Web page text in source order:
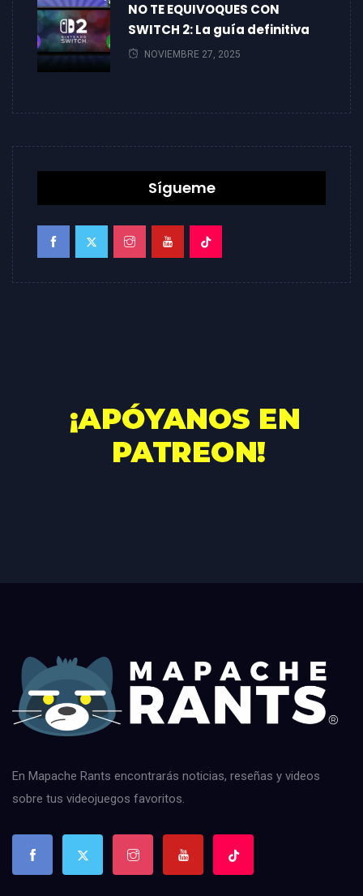
NO TE EQUIVOQUES CON
SWITCH 2: La guía definitiva
NOVIEMBRE 27, 2025
Sígueme
En Mapache Rants encontrarás noticias, reseñas y videos
sobre tus videojuegos favoritos.